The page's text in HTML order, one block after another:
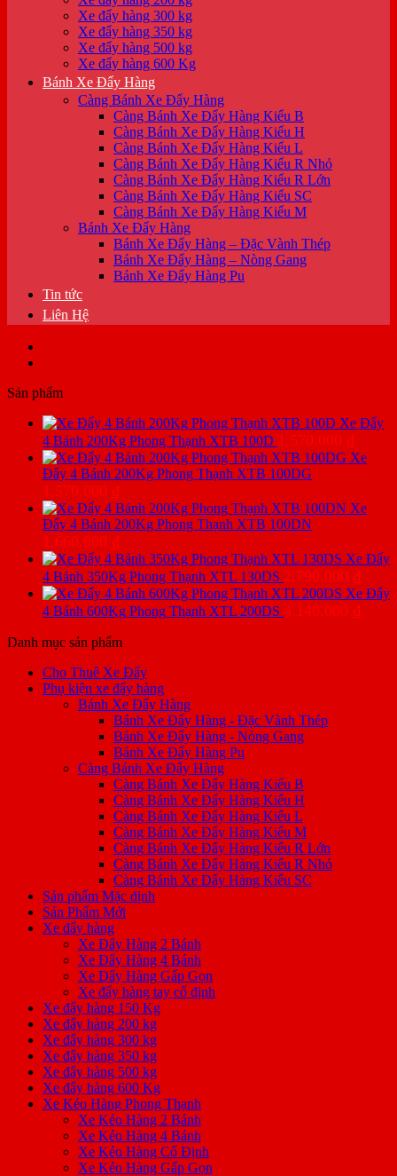
Xe đẩy hàng 300 kg
Xe đẩy hàng 350 kg
Xe đẩy hàng 500 kg
Xe đẩy hàng 600 Kg
Bánh Xe Đẩy Hàng
Càng Bánh Xe Đẩy Hàng
Càng Bánh Xe Đẩy Hàng Kiểu B
Càng Bánh Xe Đẩy Hàng Kiểu H
Càng Bánh Xe Đẩy Hàng Kiểu L
Càng Bánh Xe Đẩy Hàng Kiểu R Nhỏ
Càng Bánh Xe Đẩy Hàng Kiểu R Lớn
Càng Bánh Xe Đẩy Hàng Kiểu SC
Càng Bánh Xe Đẩy Hàng Kiểu M
Bánh Xe Đẩy Hàng
Bánh Xe Đẩy Hàng – Đặc Vành Thép
Bánh Xe Đẩy Hàng – Nòng Gang
Bánh Xe Đẩy Hàng Pu
Tin tức
Liên Hệ
Sản phẩm
Xe Đẩy
4 Bánh 200Kg Phong Thạnh XTB 100D 1.570.000 ₫
Xe
Đẩy 4 Bánh 200Kg Phong Thạnh XTB 100DG
1.570.000 ₫
Xe
Đẩy 4 Bánh 200Kg Phong Thạnh XTB 100DN
1.660.000 ₫
Xe Đẩy
4 Bánh 350Kg Phong Thạnh XTL 130DS 2.790.000 ₫
Xe Đẩy
4 Bánh 600Kg Phong Thạnh XTL 200DS 4.140.000 ₫
Danh mục sản phẩm
Cho Thuê Xe Đẩy
Phụ kiện xe đẩy hàng
Bánh Xe Đẩy Hàng
Bánh Xe Đẩy Hàng - Đặc Vành Thép
Bánh Xe Đẩy Hàng - Nòng Gang
Bánh Xe Đẩy Hàng Pu
Càng Bánh Xe Đẩy Hàng
Càng Bánh Xe Đẩy Hàng Kiểu B
Càng Bánh Xe Đẩy Hàng Kiểu H
Càng Bánh Xe Đẩy Hàng Kiểu L
Càng Bánh Xe Đẩy Hàng Kiểu M
Càng Bánh Xe Đẩy Hàng Kiểu R Lớn
Càng Bánh Xe Đẩy Hàng Kiểu R Nhỏ
Càng Bánh Xe Đẩy Hàng Kiểu SC
Sản phẩm Mặc định
Sản Phẩm Mới
Xe đẩy hàng
Xe Đẩy Hàng 2 Bánh
Xe Đẩy Hàng 4 Bánh
Xe Đẩy Hàng Gấp Gọn
Xe đẩy hàng tay cố định
Xe đẩy hàng 150 Kg
Xe đẩy hàng 200 kg
Xe đẩy hàng 300 kg
Xe đẩy hàng 350 kg
Xe đẩy hàng 500 kg
Xe đẩy hàng 600 Kg
Xe Kéo Hàng Phong Thạnh
Xe Kéo Hàng 2 Bánh
Xe Kéo Hàng 4 Bánh
Xe Kéo Hàng Cố Định
Xe Kéo Hàng Gấp Gọn